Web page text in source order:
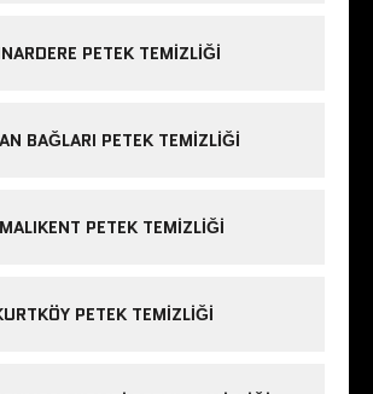
PETEK TEMIZLIĞI
BAĞLARI PETEK TEMIZLIĞI
PETEK TEMIZLIĞI
PETEK TEMIZLIĞI